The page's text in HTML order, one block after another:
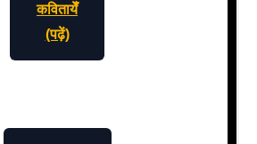
कवितायेँ
(पढ़ें)